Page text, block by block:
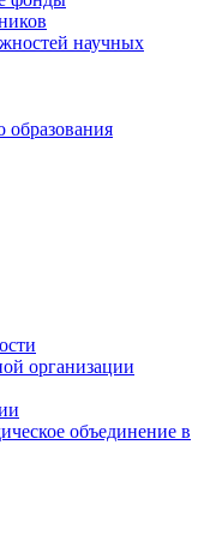
научных
образования
организации
объединение в